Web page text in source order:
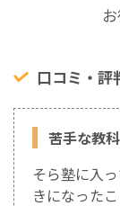
口コミ・評
苦手な教
そら塾に入
きになった